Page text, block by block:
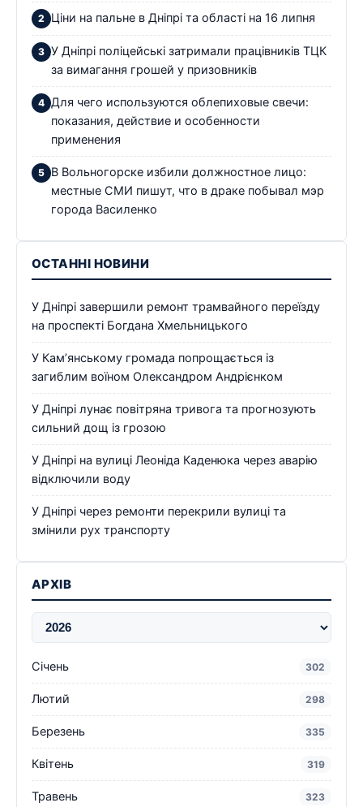
Ціни на пальне в Дніпрі та області на 16 липня
У Дніпрі поліцейські затримали працівників ТЦК
за вимагання грошей у призовників
Для чего используются облепиховые свечи:
показания, действие и особенности
применения
В Вольногорске избили должностное лицо:
местные СМИ пишут, что в драке побывал мэр
города Василенко
ОСТАННІ НОВИНИ
У Дніпрі завершили ремонт трамвайного переїзду
на проспекті Богдана Хмельницького
У Кам’янському громада попрощається із
загиблим воїном Олександром Андрієнком
У Дніпрі лунає повітряна тривога та прогнозують
сильний дощ із грозою
У Дніпрі на вулиці Леоніда Каденюка через аварію
відключили воду
У Дніпрі через ремонти перекрили вулиці та
змінили рух транспорту
АРХІВ
Січень 302
Лютий 298
Березень 335
Квітень 319
Травень 323